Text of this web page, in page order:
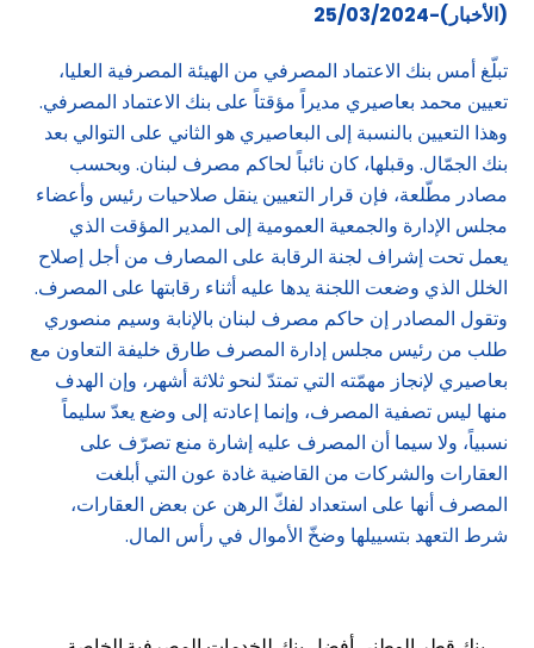
(الأخبار)-25/03/2024
تبلّغ أمس بنك الاعتماد المصرفي من الهيئة المصرفية العليا،
تعيين محمد بعاصيري مديراً مؤقتاً على بنك الاعتماد المصرفي.
وهذا التعيين بالنسبة إلى البعاصيري هو الثاني على التوالي بعد
بنك الجمّال. وقبلها، كان نائباً لحاكم مصرف لبنان. وبحسب
مصادر مطّلعة، فإن قرار التعيين ينقل صلاحيات رئيس وأعضاء
مجلس الإدارة والجمعية العمومية إلى المدير المؤقت الذي
يعمل تحت إشراف لجنة الرقابة على المصارف من أجل إصلاح
الخلل الذي وضعت اللجنة يدها عليه أثناء رقابتها على المصرف.
وتقول المصادر إن حاكم مصرف لبنان بالإنابة وسيم منصوري
طلب من رئيس مجلس إدارة المصرف طارق خليفة التعاون مع
بعاصيري لإنجاز مهمّته التي تمتدّ لنحو ثلاثة أشهر، وإن الهدف
منها ليس تصفية المصرف، وإنما إعادته إلى وضع يعدّ سليماً
نسبياً، ولا سيما أن المصرف عليه إشارة منع تصرّف على
العقارات والشركات من القاضية غادة عون التي أبلغت
المصرف أنها على استعداد لفكّ الرهن عن بعض العقارات،
شرط التعهد بتسييلها وضخّ الأموال في رأس المال.